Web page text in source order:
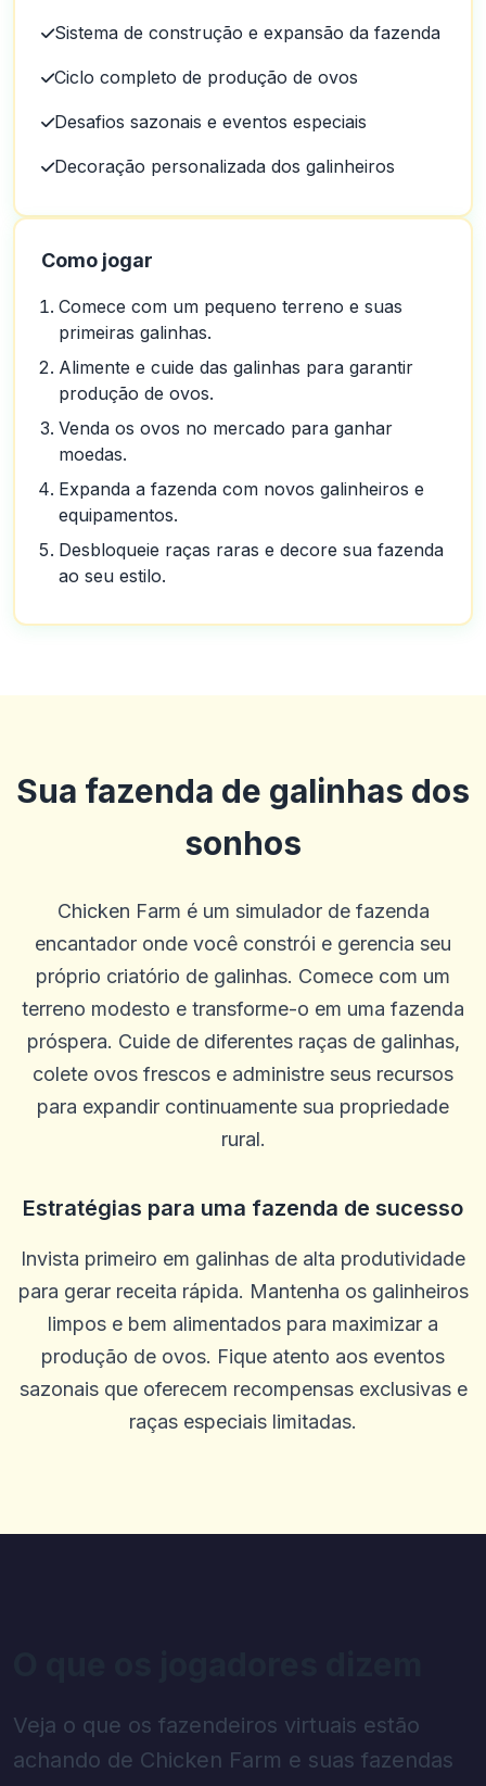
Sistema de construção e expansão da fazenda
Ciclo completo de produção de ovos
Desafios sazonais e eventos especiais
Decoração personalizada dos galinheiros
Como jogar
Comece com um pequeno terreno e suas
primeiras galinhas.
Alimente e cuide das galinhas para garantir
produção de ovos.
Venda os ovos no mercado para ganhar
moedas.
Expanda a fazenda com novos galinheiros e
equipamentos.
Desbloqueie raças raras e decore sua fazenda
ao seu estilo.
Sua fazenda de galinhas dos
sonhos
Chicken Farm é um simulador de fazenda
encantador onde você constrói e gerencia seu
próprio criatório de galinhas. Comece com um
terreno modesto e transforme-o em uma fazenda
próspera. Cuide de diferentes raças de galinhas,
colete ovos frescos e administre seus recursos
para expandir continuamente sua propriedade
rural.
Estratégias para uma fazenda de sucesso
Invista primeiro em galinhas de alta produtividade
para gerar receita rápida. Mantenha os galinheiros
limpos e bem alimentados para maximizar a
produção de ovos. Fique atento aos eventos
sazonais que oferecem recompensas exclusivas e
raças especiais limitadas.
Veja o que os fazendeiros virtuais estão
achando de Chicken Farm e suas fazendas